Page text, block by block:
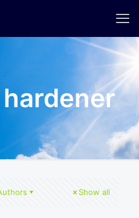
Show all